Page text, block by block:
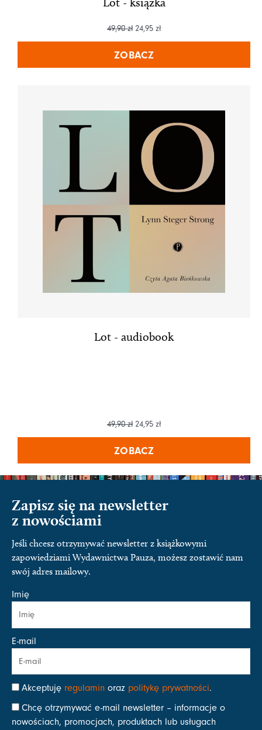
49,90zł 24,95 zł
ZOBACZ
Lot - audiobook
49,90zł 24,95 zł
ZOBACZ
Zapisz się na newsletter
z nowościami
Jeśli chcesz otrzymywać newsletter z książkowymi
zapowiedziami Wydawnictwa Pauza, możesz zostawić nam
swój adres mailowy.
Imię
E-mail
Akceptuję regulamin oraz politykę prywatności.
Chcę otrzymywać e-mail newsletter – informacje o
nowościach, promocjach, produktach lub usługach